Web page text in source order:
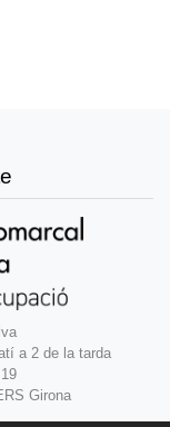
a 2 de la tarda
Girona